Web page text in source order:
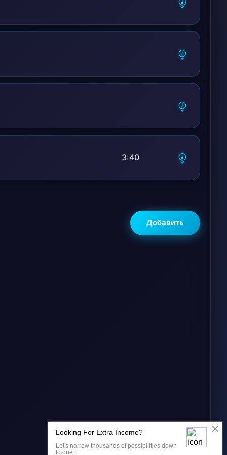
3:40
Добавить